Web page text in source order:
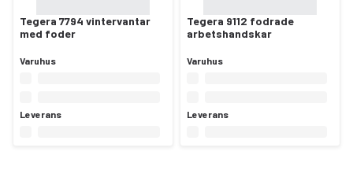
Tegera 7794 vintervantar
med foder
Varuhus
Leverans
Tegera 9112 fodrade
arbetshandskar
Varuhus
Leverans